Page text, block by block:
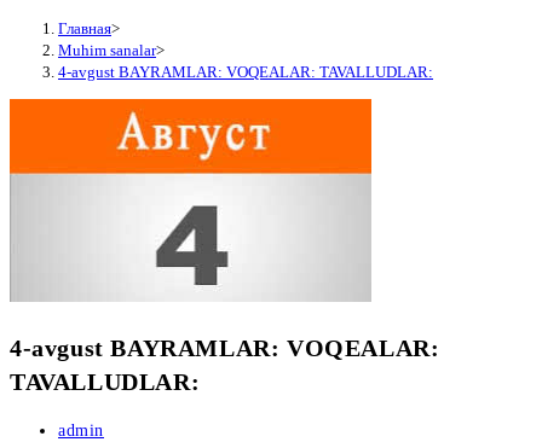
Главная>
Muhim sanalar>
4-avgust BAYRAMLAR: VOQEALAR: TAVALLUDLAR:
4-avgust BAYRAMLAR: VOQEALAR:
TAVALLUDLAR:
Автор
admin